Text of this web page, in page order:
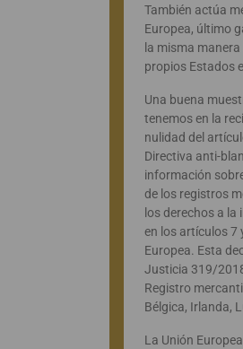
También actúa
Europea, último
la misma
propios Estados
Una buena
tenemos en la
nulidad del
Directiva anti-
información
de los registros
los derechos a
en los artículos 7
Europea. Esta
Justicia 319/
Registro
Bélgica, Irlanda,
La Unión